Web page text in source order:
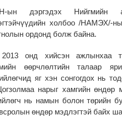
ын дэргэдэх Нийгмийн
холбоо /НАМЭХ/-
ордонд болж байна.
2013 онд хийсэн ажлынхаа
өөрчлөлтийн талаар
яг хэн сонгогдох нь
нарыг хамгийн өндөр
нь намын болон төрийн
өндөр мэдлэгтэй байх